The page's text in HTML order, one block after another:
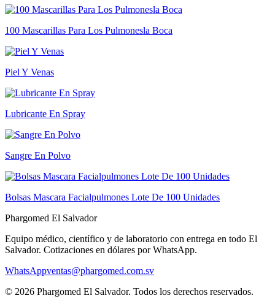
100 Mascarillas Para Los Pulmonesla Boca
Piel Y Venas
Lubricante En Spray
Sangre En Polvo
Bolsas Mascara Facialpulmones Lote De 100 Unidades
Phargomed El Salvador
Equipo médico, científico y de laboratorio con entrega en todo El
Salvador. Cotizaciones en dólares por WhatsApp.
WhatsAppventas@phargomed.com.sv
© 2026 Phargomed El Salvador. Todos los derechos reservados.